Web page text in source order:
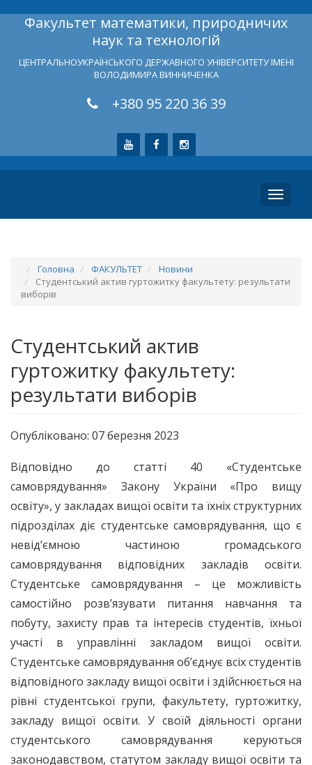
Факультет математики, природничих
наук та технологій
ЦЕНТРАЛЬНОУКРАЇНСЬКОГО ДЕРЖАВНОГО УНІВЕРСИТЕТУ ІМЕНІ
ВОЛОДИМИРА ВИННИЧЕНКА
+380 95 220 36 39
Toggle
Головна ФАКУЛЬТЕТ
Новини
Студентський актив гуртожитку факультету: результати
виборів
Студентський актив
гуртожитку факультету:
результати виборів
Опубліковано: 07 березня 2023
Відповідно до статті 40 «Студентське
самоврядування» Закону України «Про вищу
освіту», у закладах вищої освіти та їхніх структурних
підрозділах діє студентське самоврядування, що є
невід’ємною частиною громадського
самоврядування відповідних закладів освіти.
Студентське самоврядування – це можливість
самостійно розв’язувати питання навчання та
побуту, захисту прав та інтересів студентів, їхньої
участі в управлінні закладом вищої освіти.
Студентське самоврядування об’єднує всіх студентів
відповідного закладу вищої освіти і здійснюється на
рівні студентської групи, факультету, гуртожитку,
закладу вищої освіти. У своїй діяльності органи
студентського самоврядування керуються
законодавством, статутом закладу вищої освіти та